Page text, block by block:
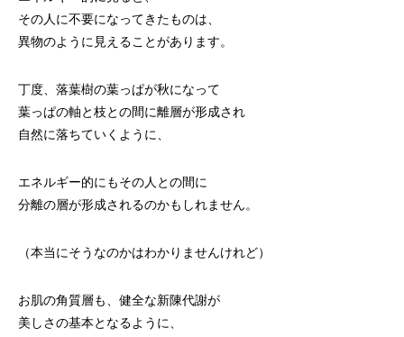
その人に不要になってきたものは、
異物のように見えることがあります。
丁度、落葉樹の葉っぱが秋になって
葉っぱの軸と枝との間に離層が形成され
自然に落ちていくように、
エネルギー的にもその人との間に
分離の層が形成されるのかもしれません。
（本当にそうなのかはわかりませんけれど）
お肌の角質層も、健全な新陳代謝が
美しさの基本となるように、